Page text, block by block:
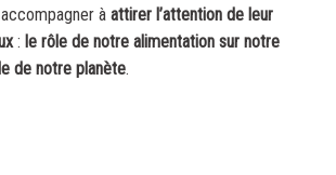
à attirer l’attention de leur
: le rôle de notre alimentation sur notre
de notre planète.